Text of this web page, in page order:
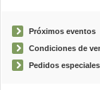
Próximos eventos
Condiciones de
Pedidos especiales